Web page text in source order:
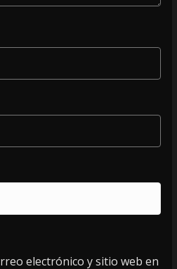
electrónico y sitio web en